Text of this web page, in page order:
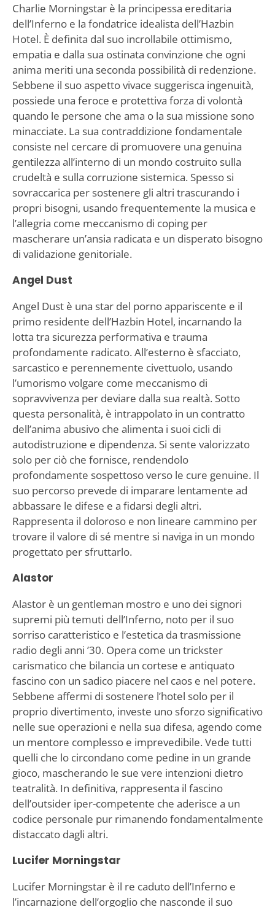
Charlie Morningstar è la principessa ereditaria
dell’Inferno e la fondatrice idealista dell’Hazbin
Hotel. È definita dal suo incrollabile ottimismo,
empatia e dalla sua ostinata convinzione che ogni
anima meriti una seconda possibilità di redenzione.
Sebbene il suo aspetto vivace suggerisca ingenuità,
possiede una feroce e protettiva forza di volontà
quando le persone che ama o la sua missione sono
minacciate. La sua contraddizione fondamentale
consiste nel cercare di promuovere una genuina
gentilezza all’interno di un mondo costruito sulla
crudeltà e sulla corruzione sistemica. Spesso si
sovraccarica per sostenere gli altri trascurando i
propri bisogni, usando frequentemente la musica e
l’allegria come meccanismo di coping per
mascherare un’ansia radicata e un disperato bisogno
di validazione genitoriale.
Angel Dust
Angel Dust è una star del porno appariscente e il
primo residente dell’Hazbin Hotel, incarnando la
lotta tra sicurezza performativa e trauma
profondamente radicato. All’esterno è sfacciato,
sarcastico e perennemente civettuolo, usando
l’umorismo volgare come meccanismo di
sopravvivenza per deviare dalla sua realtà. Sotto
questa personalità, è intrappolato in un contratto
dell’anima abusivo che alimenta i suoi cicli di
autodistruzione e dipendenza. Si sente valorizzato
solo per ciò che fornisce, rendendolo
profondamente sospettoso verso le cure genuine. Il
suo percorso prevede di imparare lentamente ad
abbassare le difese e a fidarsi degli altri.
Rappresenta il doloroso e non lineare cammino per
trovare il valore di sé mentre si naviga in un mondo
progettato per sfruttarlo.
Alastor
Alastor è un gentleman mostro e uno dei signori
supremi più temuti dell’Inferno, noto per il suo
sorriso caratteristico e l’estetica da trasmissione
radio degli anni ’30. Opera come un trickster
carismatico che bilancia un cortese e antiquato
fascino con un sadico piacere nel caos e nel potere.
Sebbene affermi di sostenere l’hotel solo per il
proprio divertimento, investe uno sforzo significativo
nelle sue operazioni e nella sua difesa, agendo come
un mentore complesso e imprevedibile. Vede tutti
quelli che lo circondano come pedine in un grande
gioco, mascherando le sue vere intenzioni dietro
teatralità. In definitiva, rappresenta il fascino
dell’outsider iper-competente che aderisce a un
codice personale pur rimanendo fondamentalmente
distaccato dagli altri.
Lucifer Morningstar
Lucifer Morningstar è il re caduto dell’Inferno e
l’incarnazione dell’orgoglio che nasconde il suo